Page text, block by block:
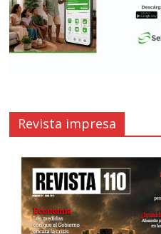
Revista impresa